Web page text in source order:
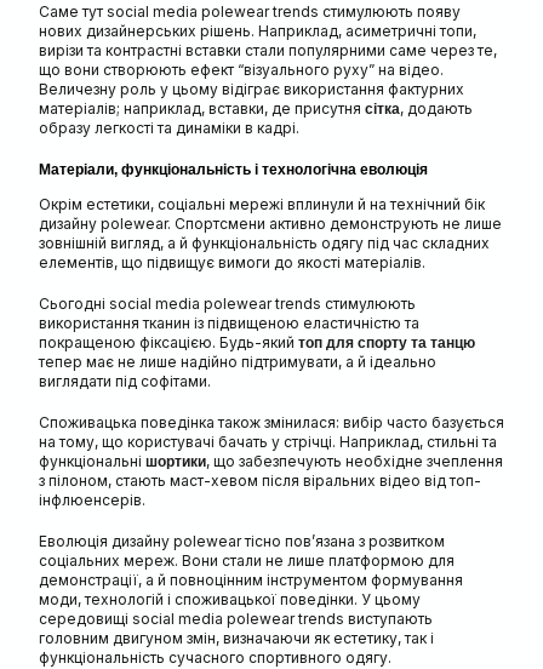
Саме тут social media polewear trends стимулюють появу
нових дизайнерських рішень. Наприклад, асиметричні топи,
вирізи та контрастні вставки стали популярними саме через те,
що вони створюють ефект “візуального руху” на відео.
Величезну роль у цьому відіграє використання фактурних
матеріалів; наприклад, вставки, де присутня сітка, додають
образу легкості та динаміки в кадрі.
Матеріали, функціональність і технологічна еволюція
Окрім естетики, соціальні мережі вплинули й на технічний бік
дизайну polewear. Спортсмени активно демонструють не лише
зовнішній вигляд, а й функціональність одягу під час складних
елементів, що підвищує вимоги до якості матеріалів.
Сьогодні social media polewear trends стимулюють
використання тканин із підвищеною еластичністю та
покращеною фіксацією. Будь-який топ для спорту та танцю
тепер має не лише надійно підтримувати, а й ідеально
виглядати під софітами.
Споживацька поведінка також змінилася: вибір часто базується
на тому, що користувачі бачать у стрічці. Наприклад, стильні та
функціональні шортики, що забезпечують необхідне зчеплення
з пілоном, стають маст-хевом після віральних відео від топ-
інфлюенсерів.
Еволюція дизайну polewear тісно пов’язана з розвитком
соціальних мереж. Вони стали не лише платформою для
демонстрації, а й повноцінним інструментом формування
моди, технологій і споживацької поведінки. У цьому
середовищі social media polewear trends виступають
головним двигуном змін, визначаючи як естетику, так і
функціональність сучасного спортивного одягу.